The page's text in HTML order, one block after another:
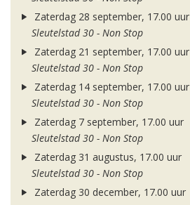
Zaterdag 28 september, 17.00 uur
Sleutelstad 30 - Non Stop
Zaterdag 21 september, 17.00 uur
Sleutelstad 30 - Non Stop
Zaterdag 14 september, 17.00 uur
Sleutelstad 30 - Non Stop
Zaterdag 7 september, 17.00 uur
Sleutelstad 30 - Non Stop
Zaterdag 31 augustus, 17.00 uur
Sleutelstad 30 - Non Stop
Zaterdag 30 december, 17.00 uur